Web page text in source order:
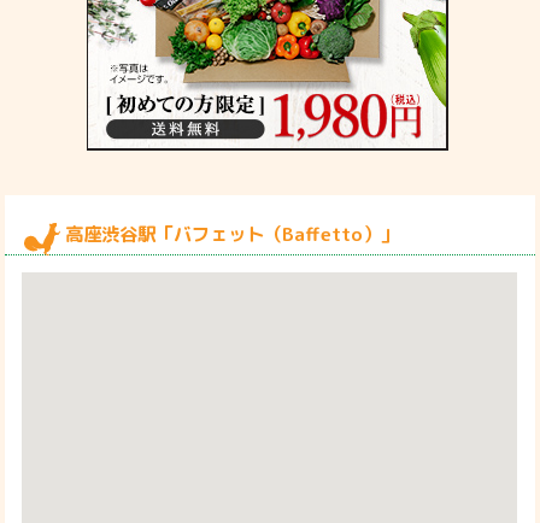
高座渋谷駅「バフェット（Baffetto）」